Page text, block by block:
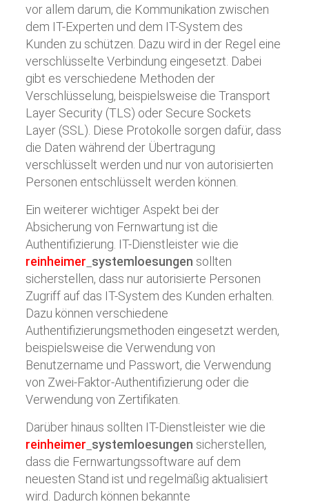
vor allem darum, die Kommunikation zwischen
dem IT-Experten und dem IT-System des
Kunden zu schützen. Dazu wird in der Regel eine
verschlüsselte Verbindung eingesetzt. Dabei
gibt es verschiedene Methoden der
Verschlüsselung, beispielsweise die Transport
Layer Security (TLS) oder Secure Sockets
Layer (SSL). Diese Protokolle sorgen dafür, dass
die Daten während der Übertragung
verschlüsselt werden und nur von autorisierten
Personen entschlüsselt werden können.
Ein weiterer wichtiger Aspekt bei der
Absicherung von Fernwartung ist die
Authentifizierung. IT-Dienstleister wie die
reinheimer systemloesungen sollten
sicherstellen, dass nur autorisierte Personen
Zugriff auf das IT-System des Kunden erhalten.
Dazu können verschiedene
Authentifizierungsmethoden eingesetzt werden,
beispielsweise die Verwendung von
Benutzername und Passwort, die Verwendung
von Zwei-Faktor-Authentifizierung oder die
Verwendung von Zertifikaten.
Darüber hinaus sollten IT-Dienstleister wie die
reinheimer systemloesungen sicherstellen,
dass die Fernwartungssoftware auf dem
neuesten Stand ist und regelmäßig aktualisiert
wird. Dadurch können bekannte